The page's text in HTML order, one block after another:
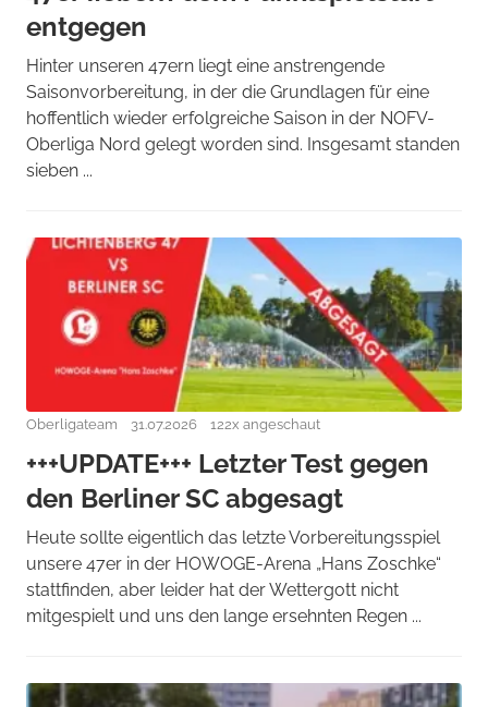
entgegen
Hinter unseren 47ern liegt eine anstrengende
Saisonvorbereitung, in der die Grundlagen für eine
hoffentlich wieder erfolgreiche Saison in der NOFV-
Oberliga Nord gelegt worden sind. Insgesamt standen
sieben ...
Oberligateam 31.07.2026 122x angeschaut
+++UPDATE+++ Letzter Test gegen
den Berliner SC abgesagt
Heute sollte eigentlich das letzte Vorbereitungsspiel
unsere 47er in der HOWOGE-Arena „Hans Zoschke“
stattfinden, aber leider hat der Wettergott nicht
mitgespielt und uns den lange ersehnten Regen ...